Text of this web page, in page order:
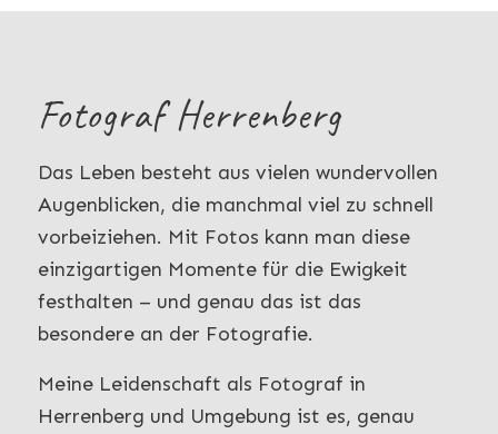
Fotograf Herrenberg
Das Leben besteht aus vielen wundervollen
Augenblicken, die manchmal viel zu schnell
vorbeiziehen. Mit Fotos kann man diese
einzigartigen Momente für die Ewigkeit
festhalten – und genau das ist das
besondere an der Fotografie.
Meine Leidenschaft als Fotograf in
Herrenberg und Umgebung ist es, genau